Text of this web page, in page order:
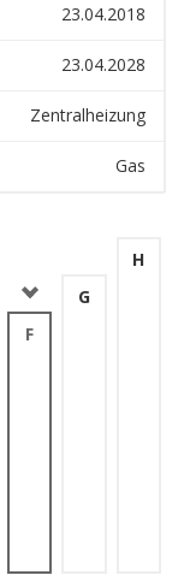
F
G
H
23.04.2018
23.04.2028
Zentralheizung
Gas